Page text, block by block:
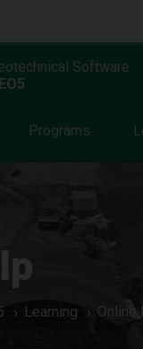
Software
Programs
Learning Online